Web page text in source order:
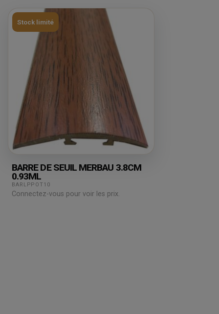
Stock limité
BARRE DE SEUIL MERBAU 3.8CM
0.93ML
BARLPPOT10
Connectez-vous pour voir les prix.